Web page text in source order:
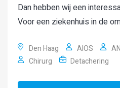
Dan hebben wij een
Voor een ziekenhuis in de
Den Haag AIOS
Chirurg
Detachering